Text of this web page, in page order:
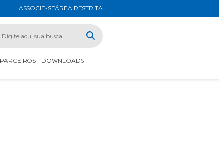
ASSOCIE-SEÁREA RESTRITA
PARCEIROS
DOWNLOADS